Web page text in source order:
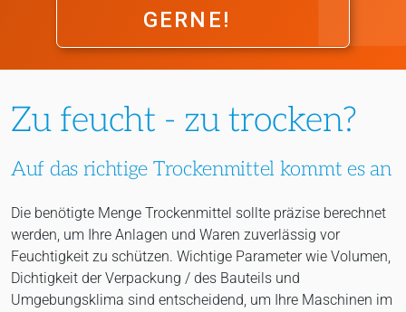
GERNE!
Zu feucht - zu trocken?
Auf das richtige Trockenmittel kommt es an
Die benötigte Menge Trockenmittel sollte präzise berechnet
werden, um Ihre Anlagen und Waren zuverlässig vor
Feuchtigkeit zu schützen. Wichtige Parameter wie Volumen,
Dichtigkeit der Verpackung / des Bauteils und
Umgebungsklima sind entscheidend, um Ihre Maschinen im